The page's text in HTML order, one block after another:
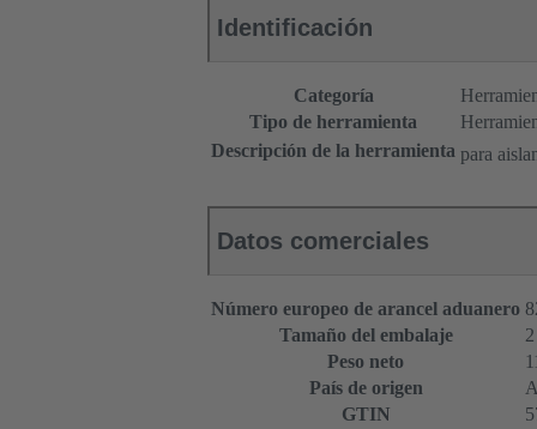
Identificación
Categoría
Tipo de herramienta
Descripción de la herramienta para
Datos comerciales
Número europeo de arancel aduanero
Tamaño del embalaje
2
Peso neto
País de origen
GTIN